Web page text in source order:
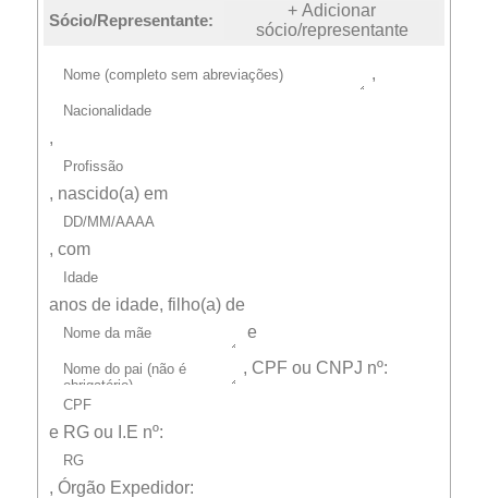
Sócio/Representante:
+ Adicionar
sócio/representante
,
,
, nascido(a) em
, com
anos de idade, filho(a) de
e
, CPF ou CNPJ nº:
e RG ou I.E nº:
, Órgão Expedidor: